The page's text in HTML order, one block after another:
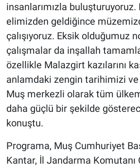
insanlarımızla buluşturuyoruz.
elimizden geldiğince
çalışıyoruz. Eksik olduğumuz
çalışmalar da inşallah
özellikle Malazgirt kazılarını
anlamdaki zengin tarihimizi
Muş merkezli olarak tüm
daha güçlü bir şekilde
konuştu.
Programa, Muş Cumhuriyet
Kantar, İl Jandarma Komutanı